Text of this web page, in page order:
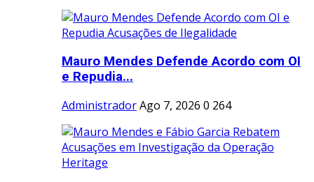
Mauro Mendes Defende Acordo com OI
e Repudia...
AdministradorAgo 7, 2026 0 264